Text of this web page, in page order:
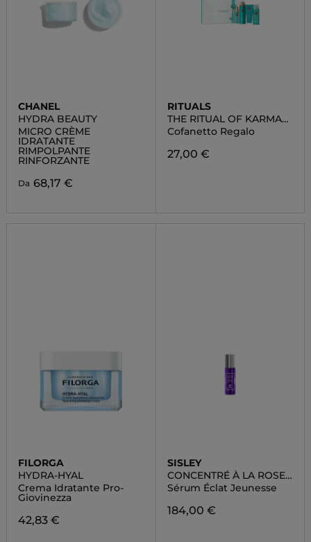
CHANEL
HYDRA BEAUTY
MICRO CRÈME
IDRATANTE
RIMPOLPANTE
RINFORZANTE
Da 68,17 €
RITUALS
THE RITUAL OF KARMA
SMALL
Cofanetto Regalo
27,00 €
FILORGA
HYDRA-HYAL
Crema Idratante Pro-
Giovinezza
42,83 €
SISLEY
CONCENTRÉ À LA ROSE
NOIRE
Sérum Éclat Jeunesse
184,00 €